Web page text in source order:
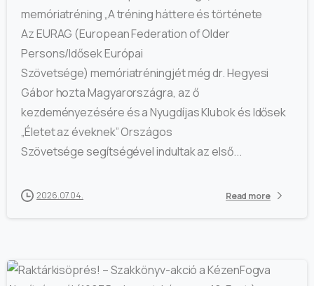
memóriatréning „A tréning háttere és története
Az EURAG (European Federation of Older
Persons/Idősek Európai
Szövetsége) memóriatréningjét még dr. Hegyesi
Gábor hozta Magyarországra, az ő
kezdeményezésére és a Nyugdíjas Klubok és Idősek
„Életet az éveknek” Országos
Szövetsége segítségével indultak az első...
2026.07.04. Read more